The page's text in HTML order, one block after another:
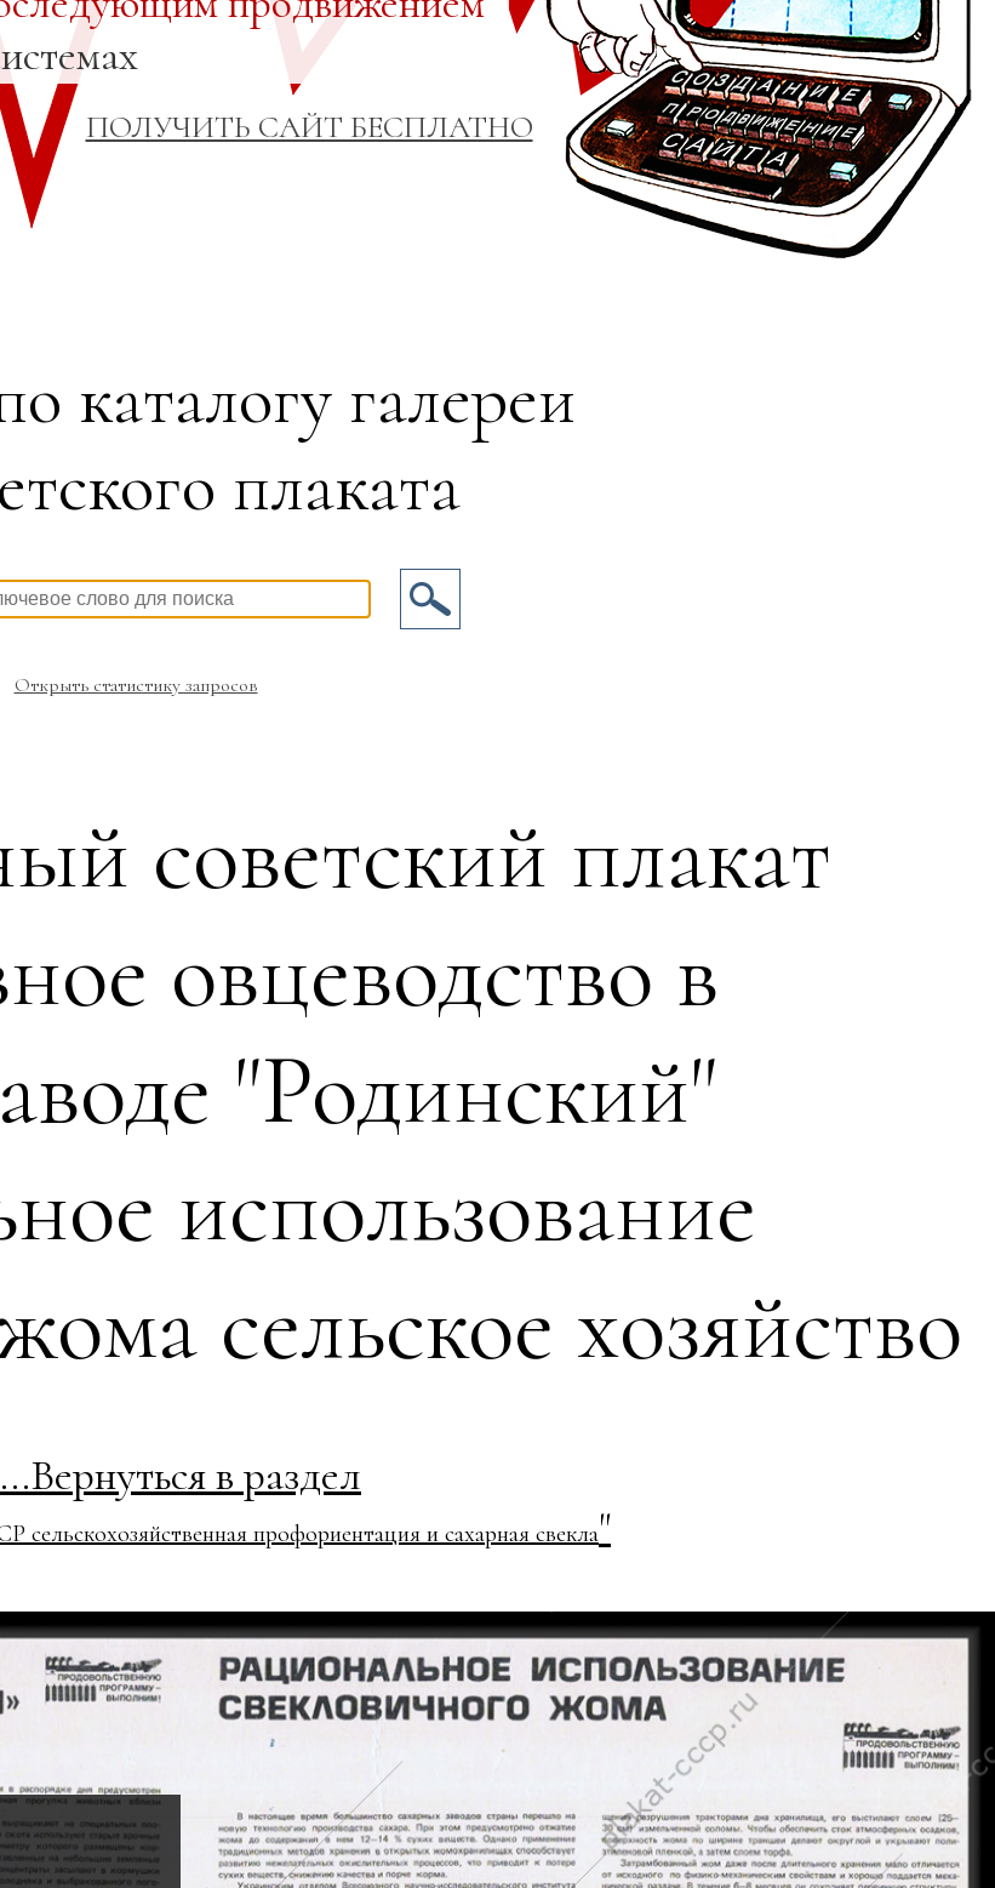
ПОЛУЧИТЬ САЙТ БЕСПЛАТНО
каталогу галереи
плаката
Открыть статистику запросов
советский плакат
овцеводство в
"Родинский"
использование
сельское хозяйство
...Вернуться в раздел
сельскохозяйственная профориентация и сахарная свекла"